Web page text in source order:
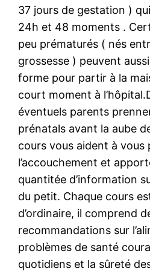
37 jours de gestation )
24h et 48 moments .
peu prématurés ( nés
grossesse ) peuvent
forme pour partir à la
court moment à
éventuels parents
prénatals avant la aube
cours vous aident à vous
l’accouchement et
quantitée d’information
du petit. Chaque cours
d’ordinaire, il comprend
recommandations sur
problèmes de santé
quotidiens et la sûreté